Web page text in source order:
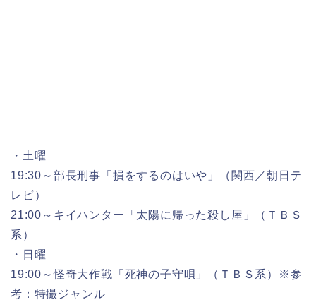
・土曜
19:30～部長刑事「損をするのはいや」（関西／朝日テ
レビ）
21:00～キイハンター「太陽に帰った殺し屋」（ＴＢＳ
系）
・日曜
19:00～怪奇大作戦「死神の子守唄」（ＴＢＳ系）※参
考：特撮ジャンル